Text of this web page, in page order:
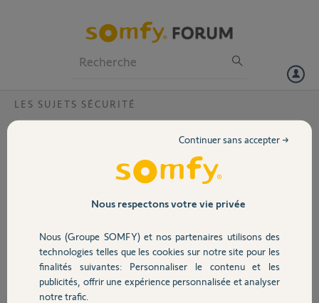
Volet
Sécurité
Domotique
LES SUJETS SÉCURITÉ
Vitre platine de rue dégradée V200 ?
Des petits points parsèment la vitre
masquant la visibilité, le plastique
est moucheté face surface caméra.
La vitre est à l'abri et ne nécessite
aucun entretien particulier.
Nous respectons votre vie privée
Nous (Groupe SOMFY) et nos partenaires utilisons des
technologies telles que les cookies sur notre site pour les
finalités suivantes: Personnaliser le contenu et les
publicités, offrir une expérience personnalisée et analyser
notre trafic.
Continuer sans accepter →